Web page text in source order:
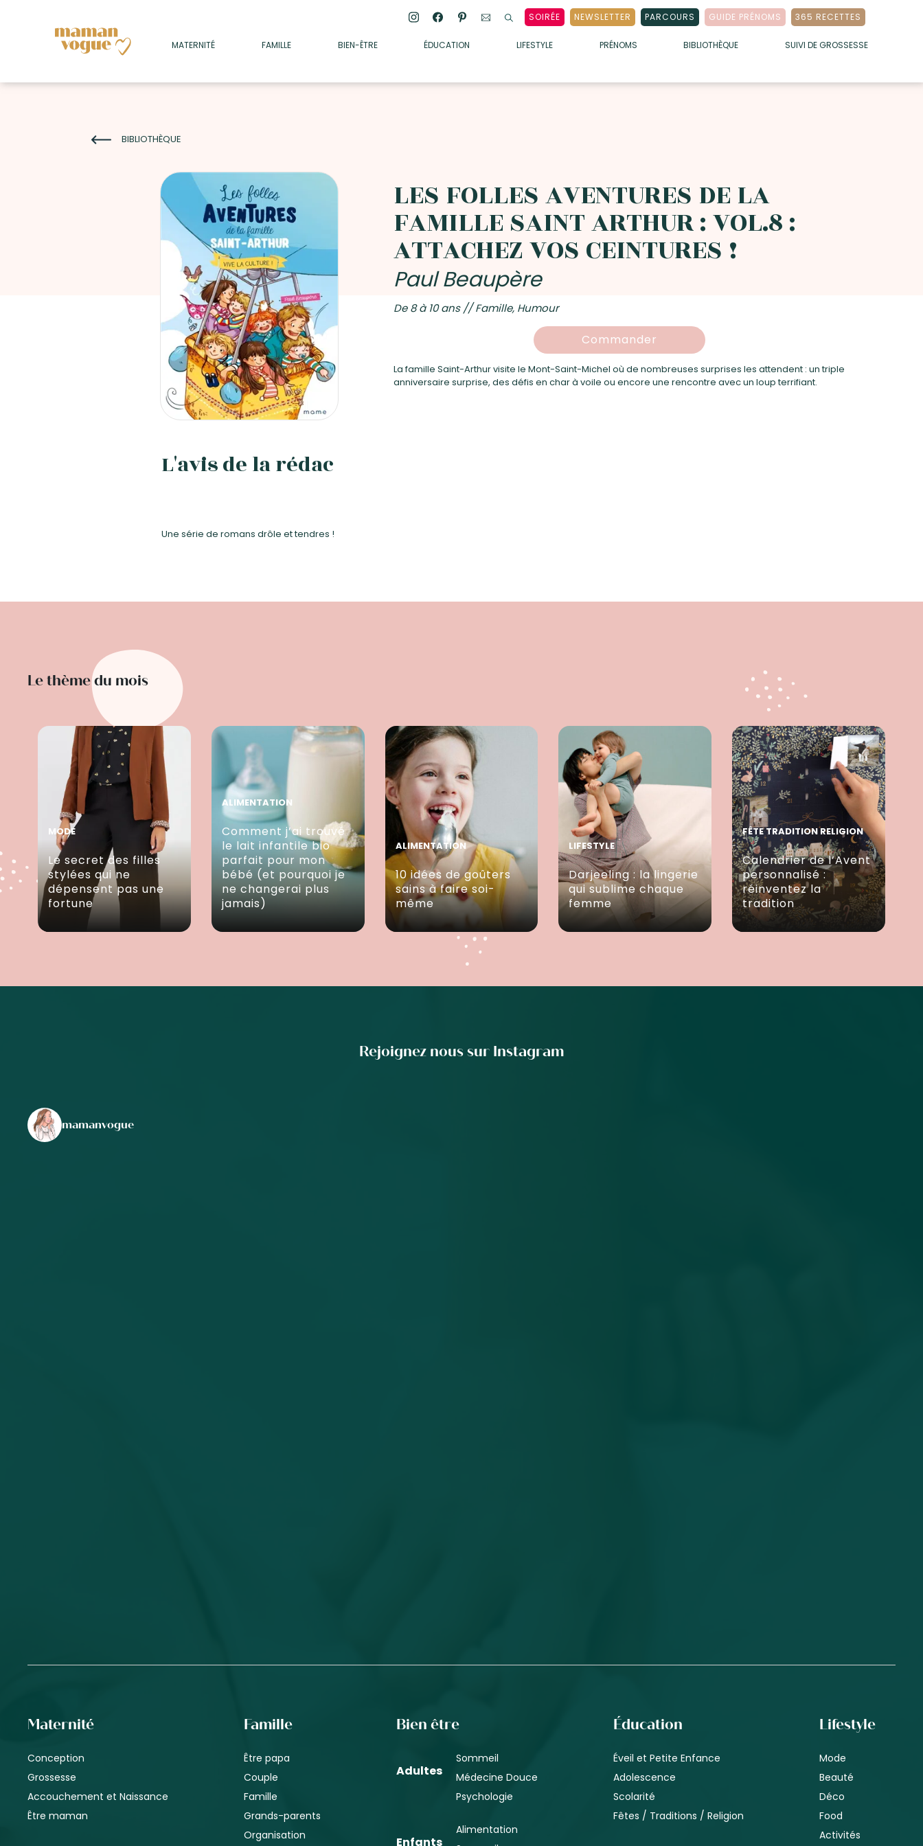
SOIRÉE NEWSLETTER PARCOURS GUIDE PRÉNOMS 365 RECETTES
MATERNITÉ FAMILLE BIEN-ÊTRE ÉDUCATION LIFESTYLE PRÉNOMS BIBLIOTHÈQUE SUIVI DE GROSSESSE
+
+
+
BIBLIOTHÈQUE
LES FOLLES AVENTURES DE LA
FAMILLE SAINT ARTHUR : VOL.8 :
ATTACHEZ VOS CEINTURES !
Paul Beaupère
De 8 à 10 ans // Famille, Humour
Commander
La famille Saint-Arthur visite le Mont-Saint-Michel où de nombreuses surprises les attendent : un triple
anniversaire surprise, des défis en char à voile ou encore une rencontre avec un loup terrifiant.
L'avis de la rédac
Une série de romans drôle et tendres !
Le thème du mois
MODE
Le secret des filles
stylées qui ne
dépensent pas une
fortune
ALIMENTATION
Comment j’ai trouvé
le lait infantile bio
parfait pour mon
bébé (et pourquoi je
ne changerai plus
jamais)
ALIMENTATION
10 idées de goûters
sains à faire soi-
même
LIFESTYLE
Darjeeling : la lingerie
qui sublime chaque
femme
FÊTE TRADITION RELIGION
Calendrier de l’Avent
personnalisé :
réinventez la
tradition
Rejoignez nous sur Instagram
mamanvogue
Maternité
Conception
Grossesse
Accouchement et Naissance
Être maman
Famille
Être papa
Couple
Famille
Grands-parents
Organisation
Bien être
Adultes
Sommeil
Médecine Douce
Psychologie
Enfants
Alimentation
Éducation
Éveil et Petite Enfance
Adolescence
Scolarité
Fêtes / Traditions / Religion
Lifestyle
Mode
Beauté
Déco
Food
Activités